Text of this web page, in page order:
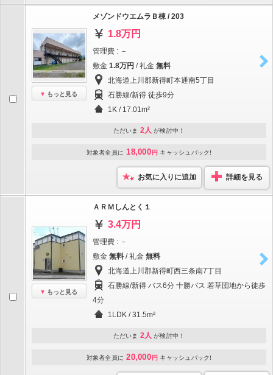
もっと見る
メゾンドウエムラＢ棟 / 203
1.8万円
管理費 : －
敷金 1.8万円 / 礼金 無料
北海道上川郡新得町本通南5丁目
石勝線/新得 徒歩9分
1K / 17.01m²
ただいま 2人 が検討中！
対象者全員に 18,000 円 キャッシュバック!
お気に入りに追加 詳細を見る
もっと見る
ＡＲＭしんとく１
3.4万円
管理費 : －
敷金 無料 / 礼金 無料
北海道上川郡新得町西三条南7丁目
石勝線/新得 バス6分 十勝バス 若草団地から徒歩
4分
1LDK / 31.5m²
ただいま 2人 が検討中！
対象者全員に 20,000 円 キャッシュバック!